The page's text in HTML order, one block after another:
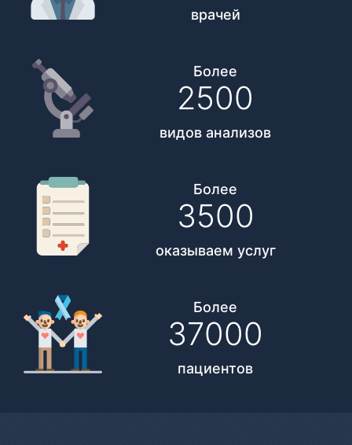
врачей
Более
2500
видов анализов
Более
3500
оказываем услуг
Более
37000
пациентов